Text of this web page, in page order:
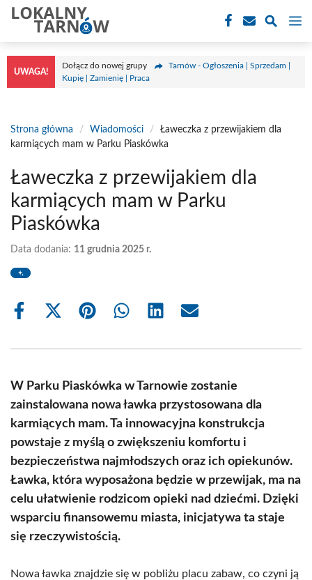
Przejdź
treści
UWAGA!
Dołącz do nowej grupy
Tarnów - Ogłoszenia | Sprzedam |
Kupię | Zamienię | Praca
Strona główna / Wiadomości /
Ławeczka z przewijakiem dla
karmiących mam w Parku Piaskówka
Ławeczka z przewijakiem dla
karmiących mam w Parku
Piaskówka
Data dodania: 11 grudnia 2025 r.
Share
Share
(Twitter)
Share Share Share Share
W Parku Piaskówka w Tarnowie zostanie
zainstalowana nowa ławka przystosowana dla
karmiących mam. Ta innowacyjna konstrukcja
powstaje z myślą o zwiększeniu komfortu i
bezpieczeństwa najmłodszych oraz ich opiekunów.
Ławka, która wyposażona będzie w przewijak, ma na
celu ułatwienie rodzicom opieki nad dziećmi. Dzięki
wsparciu finansowemu miasta, inicjatywa ta staje
się rzeczywistością.
Nowa ławka znajdzie się w pobliżu placu zabaw, co czyni ją